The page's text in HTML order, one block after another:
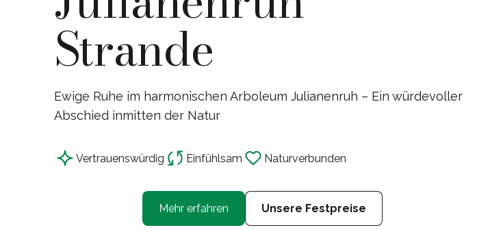
Strande
Ewige Ruhe im harmonischen Arboleum Julianenruh – Ein würdevoller
Abschied inmitten der Natur
Vertrauenswürdig Einfühlsam Naturverbunden
Mehr erfahren Unsere Festpreise